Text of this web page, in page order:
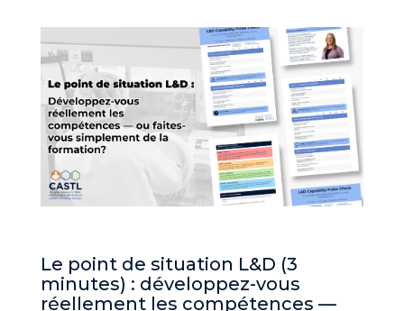
Le point de situation L&D (3
minutes) : développez-vous
réellement les compétences —